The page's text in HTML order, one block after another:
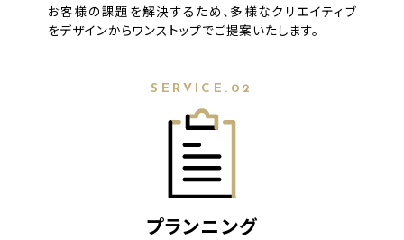
お客様の課題を解決するため、多様なクリエイティブ
をデザインからワンストップでご提案いたします。
SERVICE.02
プランニング